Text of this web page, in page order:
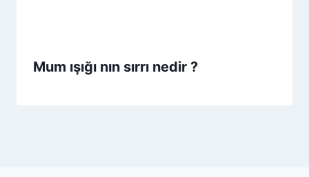
Mum ışığı nın sırrı nedir ?